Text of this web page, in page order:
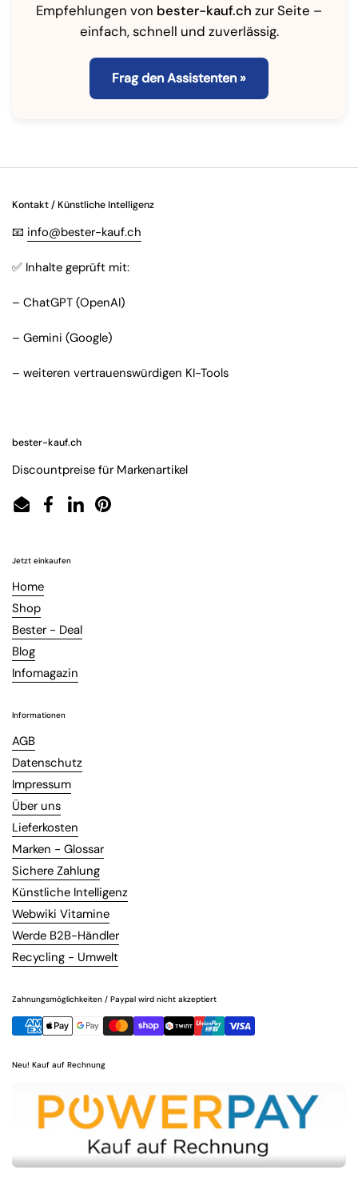
Empfehlungen von bester-kauf.ch zur Seite –
einfach, schnell und zuverlässig.
Frag den Assistenten »
Kontakt / Künstliche Intelligenz
📧 info@bester-kauf.ch
✅ Inhalte geprüft mit:
– ChatGPT (OpenAI)
– Gemini (Google)
– weiteren vertrauenswürdigen KI-Tools
bester-kauf.ch
Discountpreise für Markenartikel
EmailFacebook
LinkedInPinterest
Jetzt einkaufen
Home
Shop
Bester - Deal
Blog
Infomagazin
Informationen
AGB
Datenschutz
Impressum
Über uns
Lieferkosten
Marken - Glossar
Sichere Zahlung
Künstliche Intelligenz
Webwiki Vitamine
Werde B2B-Händler
Recycling - Umwelt
Zahnungsmöglichkeiten / Paypal wird nicht akzeptiert
Neu! Kauf auf Rechnung